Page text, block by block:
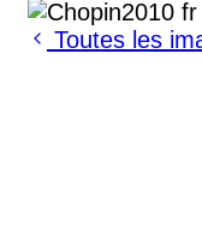
Toutes les